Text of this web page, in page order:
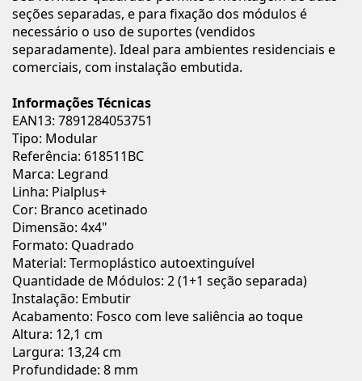
seções separadas, e para fixação dos módulos é
necessário o uso de suportes (vendidos
separadamente). Ideal para ambientes residenciais e
comerciais, com instalação embutida.
Informações Técnicas
EAN13: 7891284053751
Tipo: Modular
Referência: 618511BC
Marca: Legrand
Linha: Pialplus+
Cor: Branco acetinado
Dimensão: 4x4"
Formato: Quadrado
Material: Termoplástico autoextinguível
Quantidade de Módulos: 2 (1+1 seção separada)
Instalação: Embutir
Acabamento: Fosco com leve saliência ao toque
Altura: 12,1 cm
Largura: 13,24 cm
Profundidade: 8 mm